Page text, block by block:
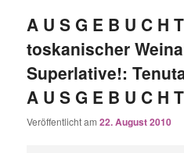
A U S G E B U C H
toskanischer
Superlative!:
A U S G E B U C H
Veröffentlicht am22. August 2010